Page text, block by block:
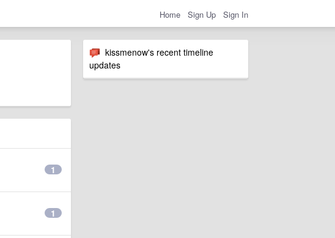
Home Sign Up Sign In
kissmenow's recent timeline
updates
1
1